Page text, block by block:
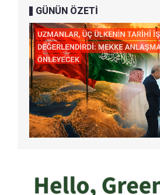
GÜNÜN ÖZETİ